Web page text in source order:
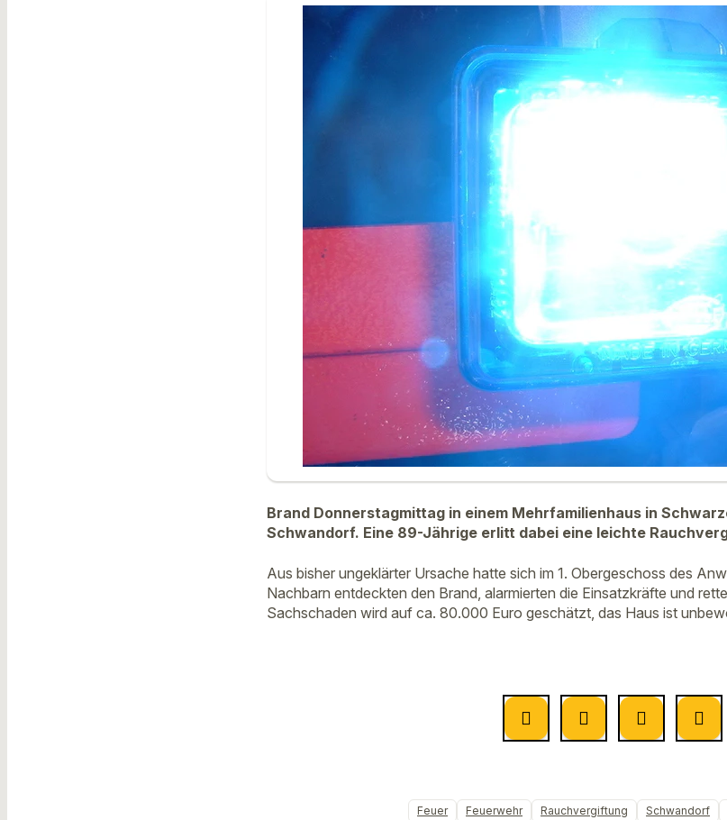
Brand Donnerstagmittag in einem Mehrfamilienhaus in
Schwandorf. Eine 89-Jährige erlitt dabei eine leichte
Aus bisher ungeklärter Ursache hatte sich im 1. Obergeschoss des
Nachbarn entdeckten den Brand, alarmierten die Einsatzkräfte und
Sachschaden wird auf ca. 80.000 Euro geschätzt, das Haus ist
Feuer Feuerwehr Rauchvergiftung Schwandorf